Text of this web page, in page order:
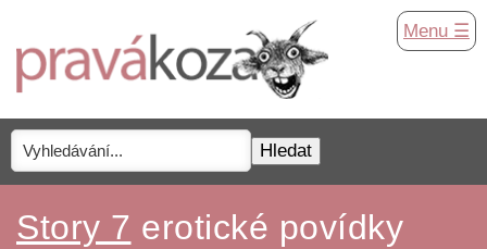
Menu ☰
Story 7 erotické povídky